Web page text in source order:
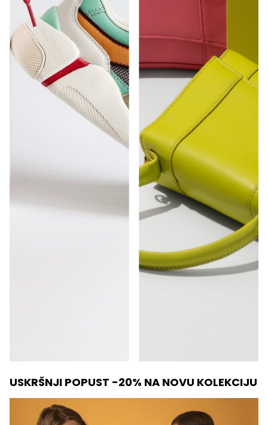
USKRŠNJI POPUST -20% NA NOVU KOLEKCIJU